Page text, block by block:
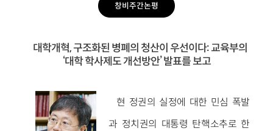
창비주간논평
대학개혁, 구조화된 병폐의 청산이 우선이다: 교육부의
‘대학 학사제도 개선방안’ 발표를 보고
현 정권의 실정에 대한 민심 폭발
과 정치권의 대통령 탄핵소추로 한